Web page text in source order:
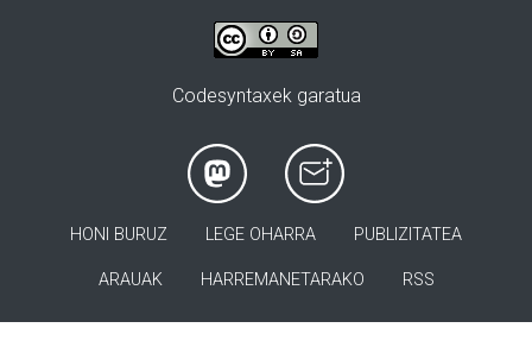
Codesyntaxek garatua
HONI BURUZ LEGE OHARRA PUBLIZITATEA
ARAUAK HARREMANETARAKO RSS